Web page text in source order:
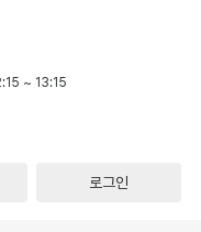
~ 13:15
로그인